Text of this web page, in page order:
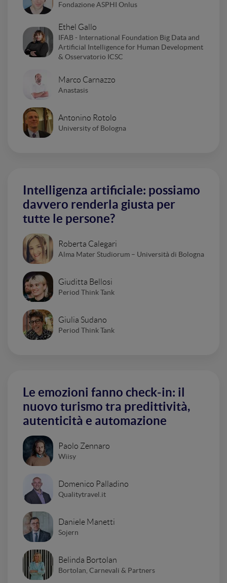
Fondazione ASPHI Onlus
Ethel Gallo
IFAB - International Foundation Big Data and
Artificial Intelligence for Human Development
& Osservatorio ICSC
Marco Carnazzo
Anastasis
Antonino Rotolo
University of Bologna
Intelligenza artificiale: possiamo
davvero renderla giusta per
tutte le persone?
Roberta Calegari
Alma Mater Studiorum – Università di Bologna
Giuditta Bellosi
Period Think Tank
Giulia Sudano
Period Think Tank
Le emozioni fanno check-in: il
nuovo turismo tra predittività,
autenticità e automazione
Paolo Zennaro
Wiisy
Domenico Palladino
Qualitytravel.it
Daniele Manetti
Sojern
Belinda Bortolan
Bortolan, Carnevali & Partners